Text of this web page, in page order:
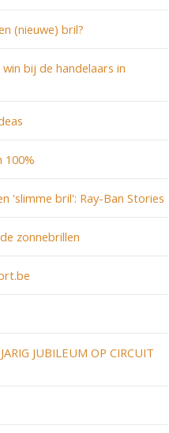
(nieuwe) bril?
bij de handelaars in
100%
'slimme bril': Ray-Ban Stories
zonnebrillen
JUBILEUM OP CIRCUIT